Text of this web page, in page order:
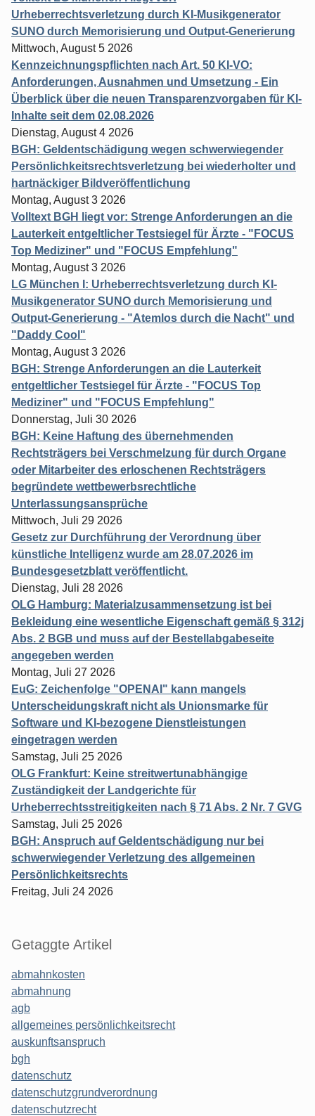
Urheberrechtsverletzung durch KI-Musikgenerator
SUNO durch Memorisierung und Output-Generierung
Mittwoch, August 5 2026
Kennzeichnungspflichten nach Art. 50 KI-VO:
Anforderungen, Ausnahmen und Umsetzung - Ein
Überblick über die neuen Transparenzvorgaben für KI-
Inhalte seit dem 02.08.2026
Dienstag, August 4 2026
BGH: Geldentschädigung wegen schwerwiegender
Persönlichkeitsrechtsverletzung bei wiederholter und
hartnäckiger Bildveröffentlichung
Montag, August 3 2026
Volltext BGH liegt vor: Strenge Anforderungen an die
Lauterkeit entgeltlicher Testsiegel für Ärzte - "FOCUS
Top Mediziner" und "FOCUS Empfehlung"
Montag, August 3 2026
LG München I: Urheberrechtsverletzung durch KI-
Musikgenerator SUNO durch Memorisierung und
Output-Generierung - "Atemlos durch die Nacht" und
"Daddy Cool"
Montag, August 3 2026
BGH: Strenge Anforderungen an die Lauterkeit
entgeltlicher Testsiegel für Ärzte - "FOCUS Top
Mediziner" und "FOCUS Empfehlung"
Donnerstag, Juli 30 2026
BGH: Keine Haftung des übernehmenden
Rechtsträgers bei Verschmelzung für durch Organe
oder Mitarbeiter des erloschenen Rechtsträgers
begründete wettbewerbsrechtliche
Unterlassungsansprüche
Mittwoch, Juli 29 2026
Gesetz zur Durchführung der Verordnung über
künstliche Intelligenz wurde am 28.07.2026 im
Bundesgesetzblatt veröffentlicht.
Dienstag, Juli 28 2026
OLG Hamburg: Materialzusammensetzung ist bei
Bekleidung eine wesentliche Eigenschaft gemäß § 312j
Abs. 2 BGB und muss auf der Bestellabgabeseite
angegeben werden
Montag, Juli 27 2026
EuG: Zeichenfolge "OPENAI" kann mangels
Unterscheidungskraft nicht als Unionsmarke für
Software und KI-bezogene Dienstleistungen
eingetragen werden
Samstag, Juli 25 2026
OLG Frankfurt: Keine streitwertunabhängige
Zuständigkeit der Landgerichte für
Urheberrechtsstreitigkeiten nach § 71 Abs. 2 Nr. 7 GVG
Samstag, Juli 25 2026
BGH: Anspruch auf Geldentschädigung nur bei
schwerwiegender Verletzung des allgemeinen
Persönlichkeitsrechts
Freitag, Juli 24 2026
Getaggte Artikel
abmahnkosten
abmahnung
agb
allgemeines persönlichkeitsrecht
auskunftsanspruch
bgh
datenschutz
datenschutzgrundverordnung
datenschutzrecht